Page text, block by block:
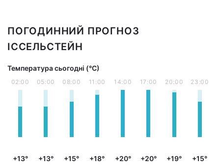
ПОГОДИННИЙ ПРОГНОЗ
ІССЕЛЬСТЕЙН
Температура сьогодні (°С)
02:00
+13°
05:00
+13°
08:00
+15°
11:00
+18°
14:00
+20°
17:00
+20°
20:00
+19°
23:00
+15°